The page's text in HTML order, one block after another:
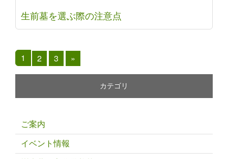
生前墓を選ぶ際の注意点
1 2 3 »
カテゴリ
ご案内
イベント情報